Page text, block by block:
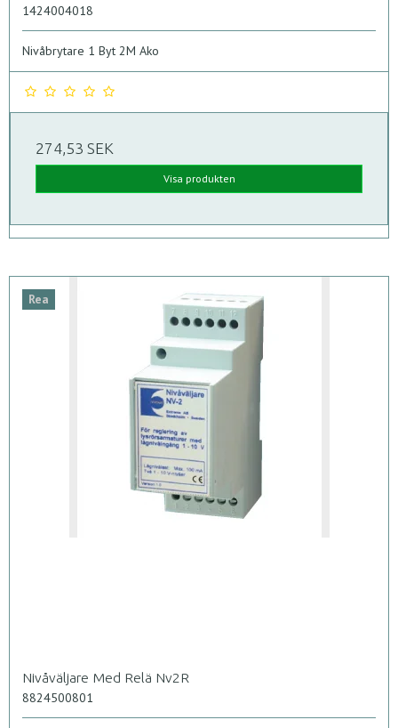
1424004018
Nivåbrytare 1 Byt 2M Ako
274,53 SEK
Visa produkten
Rea
Nivåväljare Med Relä Nv2R
8824500801